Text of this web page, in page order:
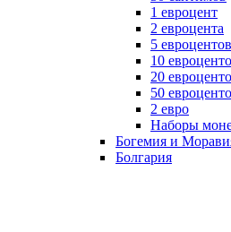
1 евроцент
2 евроцента
5 евроцентов
10
20
50
2 евро
Наборы
Богемия и
Болгария